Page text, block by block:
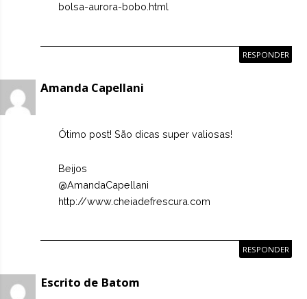
bolsa-aurora-bobo.html
RESPONDER
Amanda Capellani
Ótimo post! São dicas super valiosas!
Beijos
@AmandaCapellani
http://www.cheiadefrescura.com
RESPONDER
Escrito de Batom